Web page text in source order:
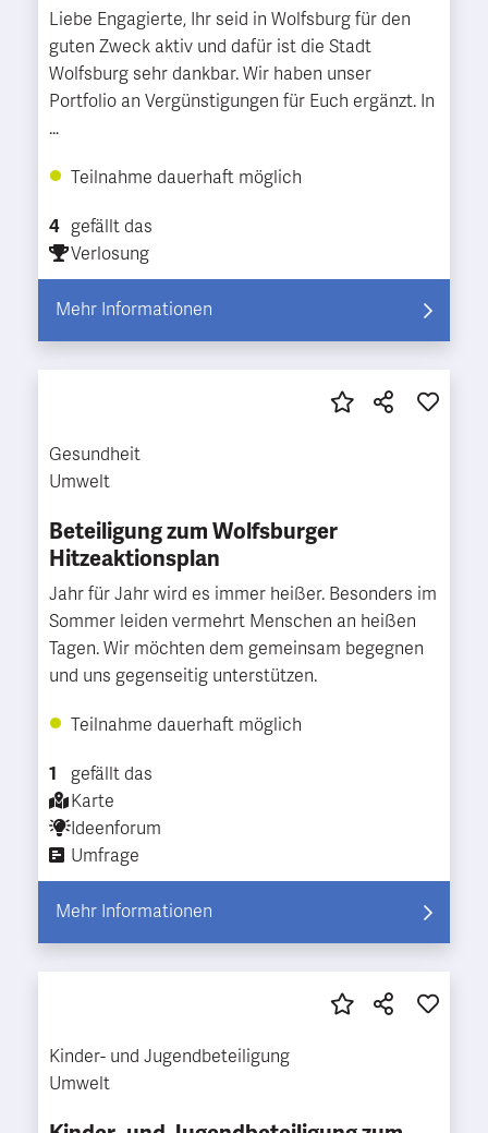
Liebe Engagierte, Ihr seid in Wolfsburg für den
guten Zweck aktiv und dafür ist die Stadt
Wolfsburg sehr dankbar. Wir haben unser
Portfolio an Vergünstigungen für Euch ergänzt. In
…
Teilnahme dauerhaft möglich
4 gefällt das
Verlosung
Mehr Informationen
Gesundheit
Umwelt
Beteiligung zum Wolfsburger
Hitzeaktionsplan
Jahr für Jahr wird es immer heißer. Besonders im
Sommer leiden vermehrt Menschen an heißen
Tagen. Wir möchten dem gemeinsam begegnen
und uns gegenseitig unterstützen.
Teilnahme dauerhaft möglich
1
gefällt das
Karte
Ideenforum
Umfrage
Mehr Informationen
Kinder- und Jugendbeteiligung
Umwelt